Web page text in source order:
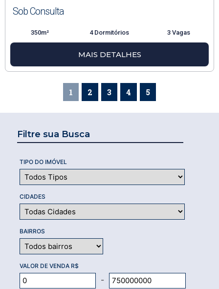
Filtre sua Busca
TIPO DO IMÓVEL
CIDADES
BAIRROS
VALOR DE VENDA R$
-
Sob Consulta
350m² 4 Dormitórios 3 Vagas
MAIS DETALHES
1 2 3 4 5